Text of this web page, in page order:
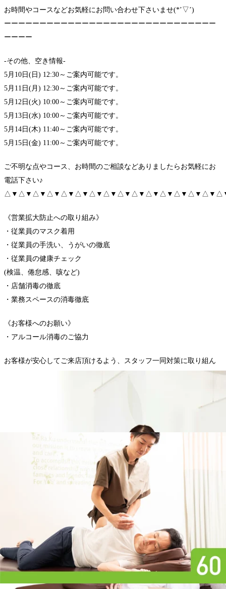
お時間やコースなどお気軽にお問い合わせ下さいませ(*’▽’)
ーーーーーーーーーーーーーーーーーーーーーーーーーーーーーー
ーーーー
-その他、空き情報-
5月10日(日) 12:30～ご案内可能です。
5月11日(月) 12:30～ご案内可能です。
5月12日(火) 10:00～ご案内可能です。
5月13日(水) 10:00～ご案内可能です。
5月14日(木) 11:40～ご案内可能です。
5月15日(金) 11:00～ご案内可能です。
ご不明な点やコース、お時間のご相談などありましたらお気軽にお
電話下さい♪
《営業拡大防止への取り組み》
・従業員のマスク着用
・従業員の手洗い、うがいの徹底
・従業員の健康チェック
(検温、倦怠感、咳など)
・店舗消毒の徹底
・業務スペースの消毒徹底
《お客様へのお願い》
・アルコール消毒のご協力
お客様が安心してご来店頂けるよう、スタッフ一同対策に取り組ん
お客様にはご不便をおかけいたしますが、
感染拡大防止にご理解ご協力いただきますようお願いいたします。
電話予約する
最近のブログ
週末のボディケアでお身体をリセットさせましょ
う!【ReRaKu田園調布店】
8月9日(日)11:00～ご案内可能です。★☆ペアでのご案内
12:40～ご案内可能です。お時間やコースなどお気軽にお問
い合わせ下さいませ(*’▽’)ーーーーーーーーーーーーーーー
ーーーーーーーーーーーーーーーーーーー-その他、空き情
報-8月10日(月) 10:00～ご案内可能です。8月11日(火) 10:00～
ご案内可能です。8月12日(水) 10:00～ご案内可能です。8月
13日(木) 12:30～ご案内可能です。8月14日(金) 10:00～ご案内
凝り固まる前のボディケアで、お身体をスッキリ
させましょう！【ReRaKu田園調布店】
8月8日(土)10:00～ご案内可能です。★☆ペアでのご案内11：
00～ご案内可能です。お時間やコースなどお気軽にお問い合